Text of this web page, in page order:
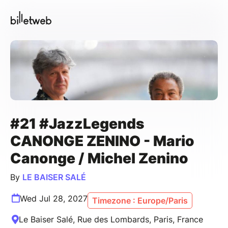
#21 #JazzLegends
CANONGE ZENINO - Mario
Canonge / Michel Zenino
By LE BAISER SALÉ
Wed Jul 28, 2027 Timezone : Europe/Paris
Le Baiser Salé, Rue des Lombards, Paris, France